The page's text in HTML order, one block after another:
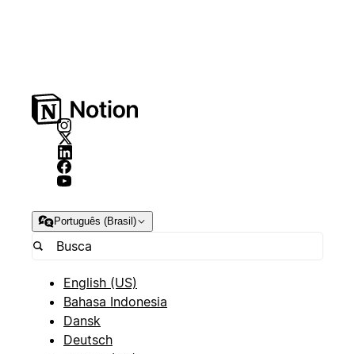
Português (Brasil)
English (US)
Bahasa Indonesia
Dansk
Deutsch